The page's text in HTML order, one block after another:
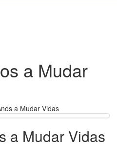
a Mudar
a Mudar Vidas
a Mudar Vidas